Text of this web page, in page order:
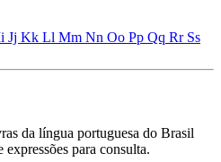
Jj Kk Ll Mm Nn Oo Pp Qq Rr Ss
da língua portuguesa do Brasil
para consulta.